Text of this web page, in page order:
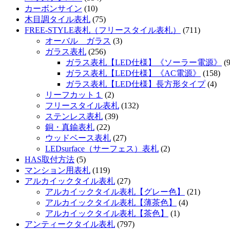
カーボンサイン (10)
木目調タイル表札 (75)
FREE-STYLE表札（フリースタイル表札）
(711)
オーバル ガラス (3)
ガラス表札 (256)
ガラス表札【LED仕様】《ソーラー電源》
ガラス表札【LED仕様】《AC電源》
(158)
ガラス表札【LED仕様】長方形タイプ(4)
リーフカット１
(2)
フリースタイル表札 (132)
ステンレス表札 (39)
銅・真鍮表札 (22)
ウッドベース表札 (27)
LEDsurface（サーフェス）表札 (2)
HAS取付方法 (5)
マンション用表札 (119)
アルカイックタイル表札 (27)
アルカイックタイル表札【グレー色】
(21)
アルカイックタイル表札【薄茶色】
(4)
アルカイックタイル表札【茶色】
(1)
アンティークタイル表札 (797)